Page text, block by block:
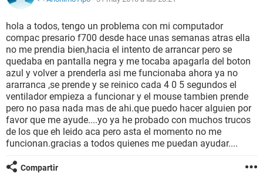
hola a todos, tengo un problema con mi computador
compac presario f700 desde hace unas semanas atras ella
no me prendia bien,hacia el intento de arrancar pero se
quedaba en pantalla negra y me tocaba apagarla del boton
azul y volver a prenderla asi me funcionaba ahora ya no
ararranca ,se prende y se reinico cada 4 0 5 segundos el
ventilador empieza a funcionar y el mouse tambien prende
pero no pasa nada mas de ahi.que puedo hacer alguien por
favor que me ayude....yo ya he probado con muchos trucos
de los que eh leido aca pero asta el momento no me
funcionan.gracias a todos quienes me puedan ayudar....
Compartir